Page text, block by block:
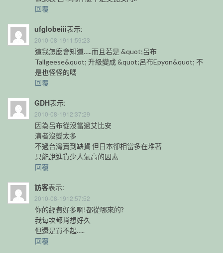
回覆
ufglobeiii表示:
2010-08-1911:59:23
這我怎麼會知道…..而且若是 &quot;呂布
Tallgeese&quot; 升級變成 &quot;呂布Epyon&quot; 不
是也怪怪的嗎
回覆
GDH表示:
2010-08-1912:37:29
因為呂布從沒當過艾比安
演者沒變太多
不過台灣賣到缺貨 但日本卻相當多在堆著
只能說進貨少人氣高的因素
回覆
訪客表示:
2010-08-1912:57:52
你的經費好多啊!都從哪來的?
我每次都肖想好久
但還是買不起…..
回覆